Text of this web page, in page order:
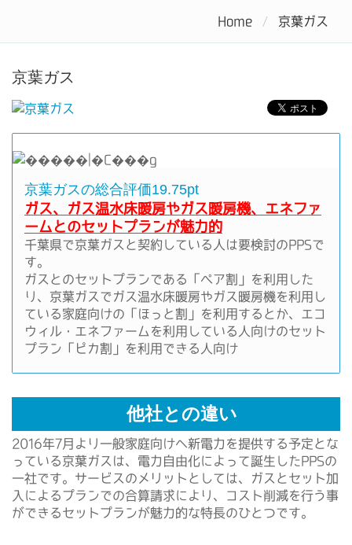
電力自由化で電気料金をお得にするなら電力会社を比較しよう
Home 京葉ガス
京葉ガス
京葉ガスの総合評価19.75pt
ガス、ガス温水床暖房やガス暖房機、エネファ
ームとのセットプランが魅力的
千葉県で京葉ガスと契約している人は要検討のPPSで
す。
ガスとのセットプランである「ペア割」を利用した
り、京葉ガスでガス温水床暖房やガス暖房機を利用し
ている家庭向けの「ほっと割」を利用するとか、エコ
ウィル・エネファームを利用している人向けのセット
プラン「ピカ割」を利用できる人向け
他社との違い
2016年7月より一般家庭向けへ新電力を提供する予定とな
っている京葉ガスは、電力自由化によって誕生したPPSの
一社です。サービスのメリットとしては、ガスとセット加
入によるプランでの合算請求により、コスト削減を行う事
ができるセットプランが魅力的な特長のひとつです。